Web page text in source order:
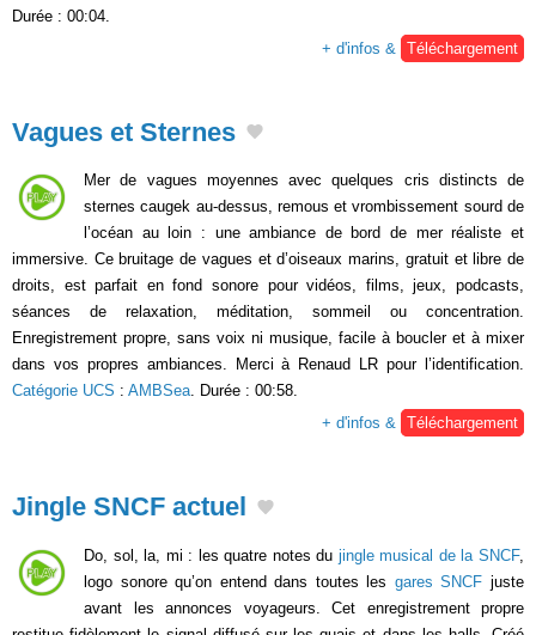
Durée : 00:04.
+ d'infos &
Téléchargement
Vagues et Sternes
Mer de vagues moyennes avec quelques cris distincts de
sternes caugek au-dessus, remous et vrombissement sourd de
l’océan au loin : une ambiance de bord de mer réaliste et
immersive. Ce bruitage de vagues et d’oiseaux marins, gratuit et libre de
droits, est parfait en fond sonore pour vidéos, films, jeux, podcasts,
séances de relaxation, méditation, sommeil ou concentration.
Enregistrement propre, sans voix ni musique, facile à boucler et à mixer
dans vos propres ambiances. Merci à Renaud LR pour l’identification.
Catégorie UCS : AMBSea. Durée : 00:58.
+ d'infos & Téléchargement
Jingle SNCF actuel
Do, sol, la, mi : les quatre notes du jingle musical de la SNCF,
logo sonore qu’on entend dans toutes les gares SNCF juste
avant les annonces voyageurs. Cet enregistrement propre